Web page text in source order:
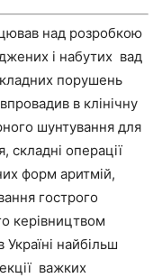
над розробкою
і набутих вад
порушень
в клінічну
шунтування для
складні операції
форм аритмій,
гострого
керівництвом
найбільш
важких